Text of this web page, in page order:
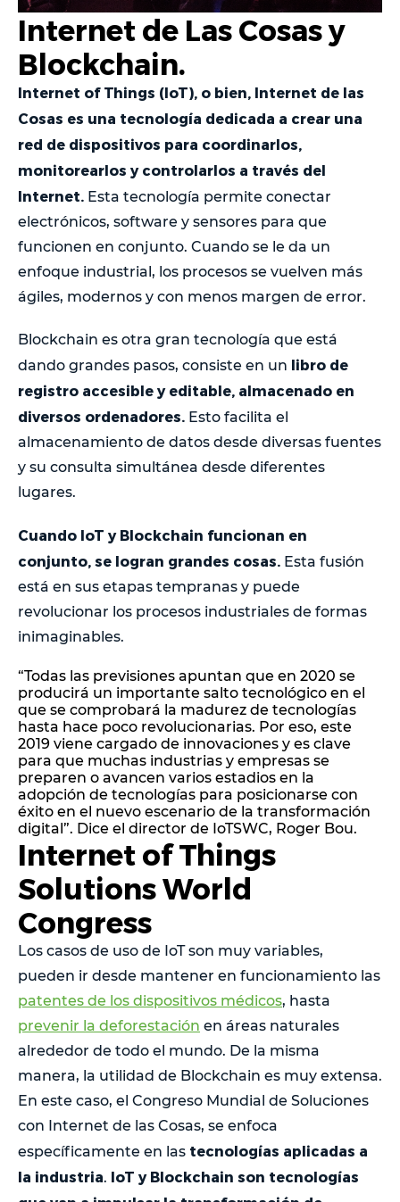
Internet de Las Cosas y
Blockchain.
Internet of Things (IoT), o bien, Internet de las
Cosas es una tecnología dedicada a crear una
red de dispositivos para coordinarlos,
monitorearlos y controlarlos a través del
Internet. Esta tecnología permite conectar
electrónicos, software y sensores para que
funcionen en conjunto. Cuando se le da un
enfoque industrial, los procesos se vuelven más
ágiles, modernos y con menos margen de error.
Blockchain es otra gran tecnología que está
dando grandes pasos, consiste en un libro de
registro accesible y editable, almacenado en
diversos ordenadores. Esto facilita el
almacenamiento de datos desde diversas fuentes
y su consulta simultánea desde diferentes
lugares.
Cuando IoT y Blockchain funcionan en
conjunto, se logran grandes cosas. Esta fusión
está en sus etapas tempranas y puede
revolucionar los procesos industriales de formas
inimaginables.
“Todas las previsiones apuntan que en 2020 se
producirá un importante salto tecnológico en el
que se comprobará la madurez de tecnologías
hasta hace poco revolucionarias. Por eso, este
2019 viene cargado de innovaciones y es clave
para que muchas industrias y empresas se
preparen o avancen varios estadios en la
adopción de tecnologías para posicionarse con
éxito en el nuevo escenario de la transformación
digital”. Dice el director de IoTSWC, Roger Bou.
Internet of Things
Solutions World
Congress
Los casos de uso de IoT son muy variables,
pueden ir desde mantener en funcionamiento las
patentes de los dispositivos médicos, hasta
prevenir la deforestación en áreas naturales
alrededor de todo el mundo. De la misma
manera, la utilidad de Blockchain es muy extensa.
En este caso, el Congreso Mundial de Soluciones
con Internet de las Cosas, se enfoca
específicamente en las tecnologías aplicadas a
la industria. IoT y Blockchain son tecnologías